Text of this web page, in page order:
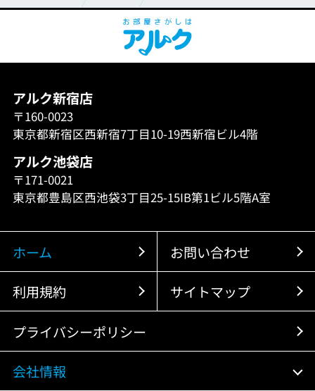
アルク新宿店
〒160-0023
東京都新宿区西新宿7丁目10-19西新宿ビル4階
アルク池袋店
〒171-0021
東京都豊島区西池袋3丁目25-15IB第1ビル5階A室
ホーム お問い合わせ
利用規約 サイトマップ
プライバシーポリシー
会社情報